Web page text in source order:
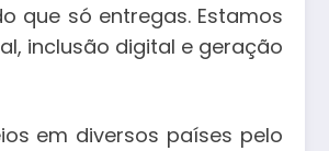
que só entregas. Estamos
inclusão digital e geração
em diversos países pelo